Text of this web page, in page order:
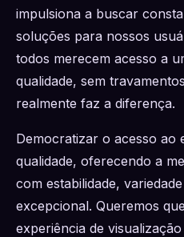
impulsiona a buscar
soluções para nossos
todos merecem acesso a
qualidade, sem
realmente faz a diferença.
Democratizar o acesso ao
qualidade, oferecendo a
com estabilidade,
excepcional. Queremos
experiência de